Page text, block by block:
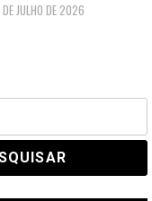
JULHO DE 2026